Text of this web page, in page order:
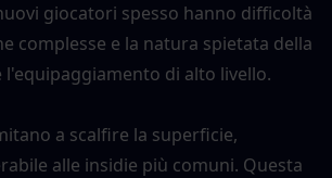
giocatori spesso hanno difficoltà
complesse e la natura spietata della
di alto livello.
a scalfire la superficie,
alle insidie più comuni. Questa